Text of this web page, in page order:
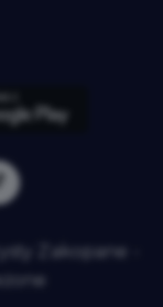
Zakopane -